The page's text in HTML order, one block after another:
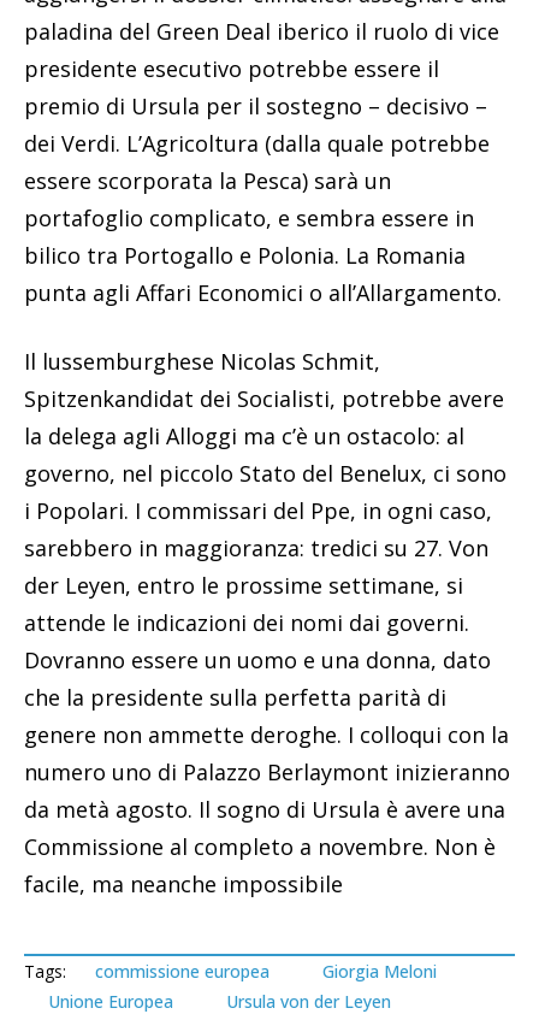
paladina del Green Deal iberico il ruolo di vice
presidente esecutivo potrebbe essere il
premio di Ursula per il sostegno – decisivo –
dei Verdi. L’Agricoltura (dalla quale potrebbe
essere scorporata la Pesca) sarà un
portafoglio complicato, e sembra essere in
bilico tra Portogallo e Polonia. La Romania
punta agli Affari Economici o all’Allargamento.
Il lussemburghese Nicolas Schmit,
Spitzenkandidat dei Socialisti, potrebbe avere
la delega agli Alloggi ma c’è un ostacolo: al
governo, nel piccolo Stato del Benelux, ci sono
i Popolari. I commissari del Ppe, in ogni caso,
sarebbero in maggioranza: tredici su 27. Von
der Leyen, entro le prossime settimane, si
attende le indicazioni dei nomi dai governi.
Dovranno essere un uomo e una donna, dato
che la presidente sulla perfetta parità di
genere non ammette deroghe. I colloqui con la
numero uno di Palazzo Berlaymont inizieranno
da metà agosto. Il sogno di Ursula è avere una
Commissione al completo a novembre. Non è
facile, ma neanche impossibile
Tags: commissione europea
Giorgia Meloni
Unione Europea
Ursula von der Leyen